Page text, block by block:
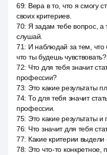
69: Вера в то, что я смогу
своих критериев.
70: Я задам тебе вопрос, а
слушай.
71: И наблюдай за тем, что
что ты будешь чувствовать?
72: Что для тебя значит
профессии?
73: Это какие результаты
74: То для тебя значит
профессии.
75: Это какие результаты
76: Что значит для тебя
77: Какие критерии выдели
78: Это что-то конкретное,